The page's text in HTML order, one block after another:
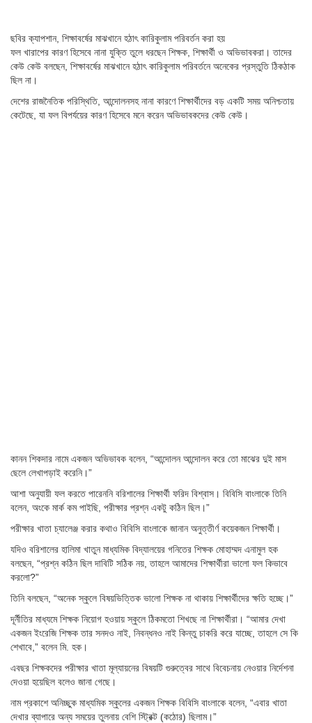
ছবির ক্যাপশান, শিক্ষাবর্ষের মাঝখানে হঠাৎ কারিকুলাম পরিবর্তন করা হয়
ফল খারাপের কারণ হিসেবে নানা যুক্তি তুলে ধরছেন শিক্ষক, শিক্ষার্থী ও অভিভাবকরা। তাদের
কেউ কেউ বলছেন, শিক্ষাবর্ষের মাঝখানে হঠাৎ কারিকুলাম পরিবর্তনে অনেকের প্রস্তুতি ঠিকঠাক
ছিল না।
দেশের রাজনৈতিক পরিস্থিতি, আন্দোলনসহ নানা কারণে শিক্ষার্থীদের বড় একটি সময় অনিশ্চতায়
কেটেছে, যা ফল বিপর্যয়ের কারণ হিসেবে মনে করেন অভিভাবকদের কেউ কেউ।
কানন শিকদার নামে একজন অভিভাবক বলেন, “আন্দোলন আন্দোলন করে তো মাঝের দুই মাস
ছেলে লেখাপড়াই করেনি।”
আশা অনুযায়ী ফল করতে পারেননি বরিশালের শিক্ষার্থী ফরিদ বিশ্বাস। বিবিসি বাংলাকে তিনি
বলেন, অংকে মার্ক কম পাইছি, পরীক্ষার প্রশ্ন একটু কঠিন ছিল।”
পরীক্ষার খাতা চ্যালেঞ্জ করার কথাও বিবিসি বাংলাকে জানান অনুত্তীর্ণ কয়েকজন শিক্ষার্থী।
যদিও বরিশালের হালিমা খাতুন মাধ্যমিক বিদ্যালয়ের গনিতের শিক্ষক মোহাম্মদ এনামুল হক
বলছেন, “প্রশ্ন কঠিন ছিল দাবিটি সঠিক নয়, তাহলে আমাদের শিক্ষার্থীরা ভালো ফল কিভাবে
করলো?”
তিনি বলছেন, “অনেক স্কুলে বিষয়ভিত্তিক ভালো শিক্ষক না থাকায় শিক্ষার্থীদের ক্ষতি হচ্ছে।”
দূর্নীতির মাধ্যমে শিক্ষক নিয়োগ হওয়ায় স্কুলে ঠিকমতো শিখছে না শিক্ষার্থীরা। “আমার দেখা
একজন ইংরেজি শিক্ষক তার সনদও নাই, নিবন্ধনও নাই কিন্তু চাকরি করে যাচ্ছে, তাহলে সে কি
শেখাবে,” বলেন মি. হক।
এবছর শিক্ষকদের পরীক্ষার খাতা মূল্যায়নের বিষয়টি গুরুত্বের সাথে বিবেচনায় নেওয়ার নির্দেশনা
দেওয়া হয়েছিল বলেও জানা গেছে।
নাম প্রকাশে অনিচ্ছুক মাধ্যমিক স্কুলের একজন শিক্ষক বিবিসি বাংলাকে বলেন, “এবার খাতা
দেখার ব্যাপারে অন্য সময়ের তুলনায় বেশি স্ট্রিক্ট (কঠোর) ছিলাম।”